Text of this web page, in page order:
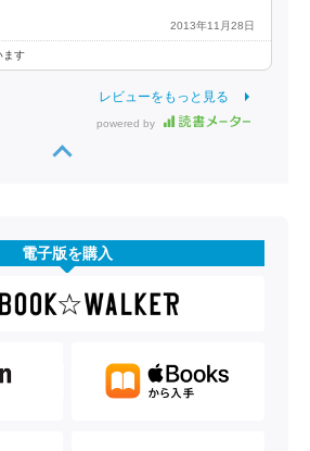
2013年11月28日
ます
レビューをもっと見る
powered by
電子版を購入